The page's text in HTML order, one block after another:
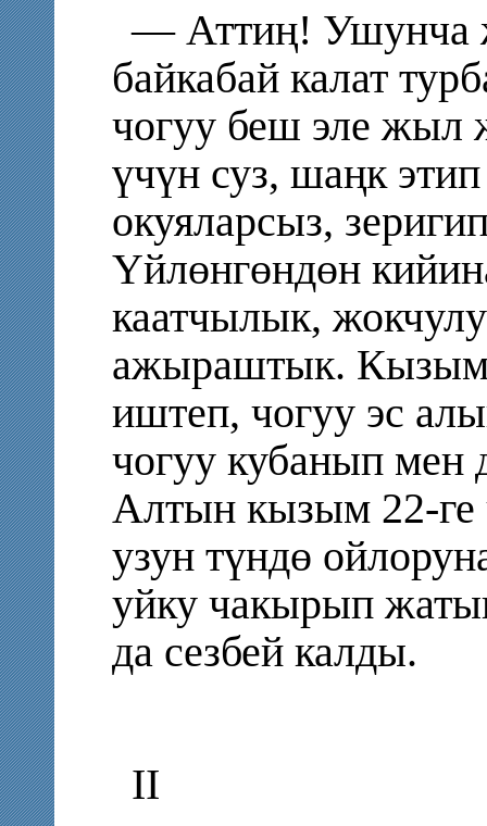
— Аттиң! Ушунча
байкабай калат
чогуу беш эле
үчүн суз, шаңк
окуяларсыз,
Үйлөнгөндөн
каатчылык,
ажыраштык. Кызым
иштеп, чогуу эс
чогуу кубанып мен
Алтын кызым 22-
узун түндө
уйку чакырып
да сезбей калды.
II